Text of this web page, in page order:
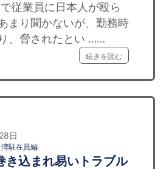
従業員に日本人が殴ら
まり聞かないが、勤務時
、脅されたとい ……
続きを読む
日
湾駐在員編
き込まれ易いトラブル